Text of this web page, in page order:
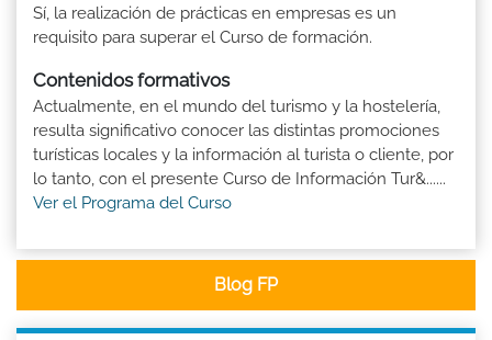
Sí, la realización de prácticas en empresas es un
requisito para superar el Curso de formación.
Contenidos formativos
Actualmente, en el mundo del turismo y la hostelería,
resulta significativo conocer las distintas promociones
turísticas locales y la información al turista o cliente, por
lo tanto, con el presente Curso de Información Tur&......
Ver el Programa del Curso
Blog FP